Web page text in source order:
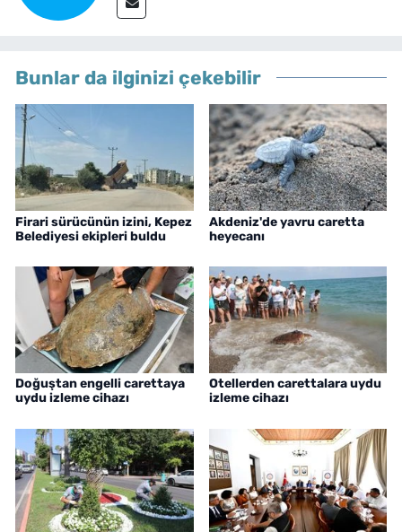
Bunlar da ilginizi çekebilir
Firari sürücünün izini, Kepez
Belediyesi ekipleri buldu
Akdeniz'de yavru caretta
heyecanı
Doğuştan engelli carettaya
uydu izleme cihazı
Otellerden carettalara uydu
izleme cihazı